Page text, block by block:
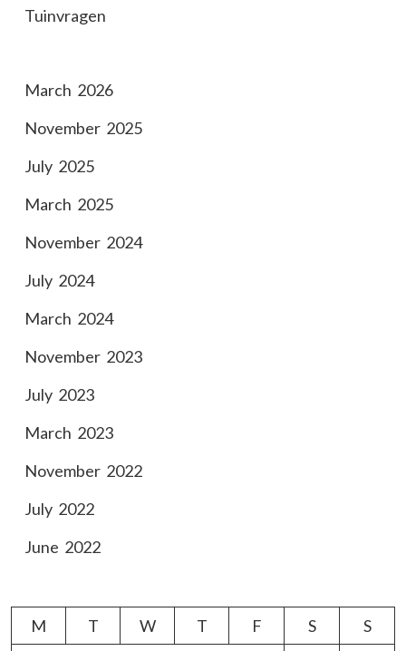
Tuinvragen
March 2026
November 2025
July 2025
March 2025
November 2024
July 2024
March 2024
November 2023
July 2023
March 2023
November 2022
July 2022
June 2022
M T W T F S
S